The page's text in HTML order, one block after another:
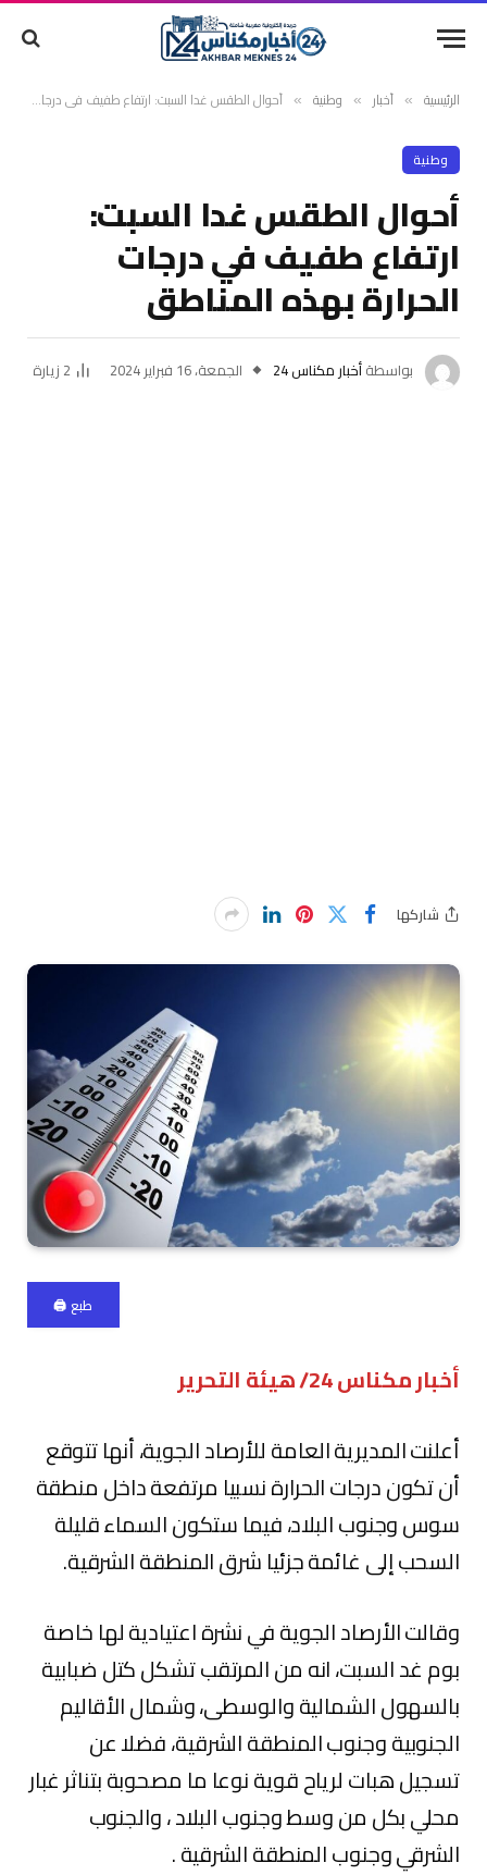
الرئيسية » أخبار » وطنية » أحوال الطقس غدا السبت: ارتفاع طفيف في درجات الحرارة بهذه المناطق
وطنية
أحوال الطقس غدا السبت:
ارتفاع طفيف في درجات
الحرارة بهذه المناطق
بواسطةأخبار مكناس 24 الجمعة، 16 فبراير 2024 2 زيارة
شاركها
طبع 🖨
أخبار مكناس 24/ هيئة التحرير
أعلنت المديرية العامة للأرصاد الجوية، أنها تتوقع
أن تكون درجات الحرارة نسبيا مرتفعة داخل منطقة
سوس وجنوب البلاد، فيما ستكون السماء قليلة
السحب إلى غائمة جزئيا شرق المنطقة الشرقية.
وقالت الأرصاد الجوية في نشرة اعتيادية لها خاصة
بوم غد السبت، انه من المرتقب تشكل كتل ضبابية
بالسهول الشمالية والوسطى، وشمال الأقاليم
الجنوبية وجنوب المنطقة الشرقية، فضلا عن
تسجيل هبات لرياح قوية نوعا ما مصحوبة بتناثر غبار
محلي بكل من وسط وجنوب البلاد ، والجنوب
الشرقي وجنوب المنطقة الشرقية .